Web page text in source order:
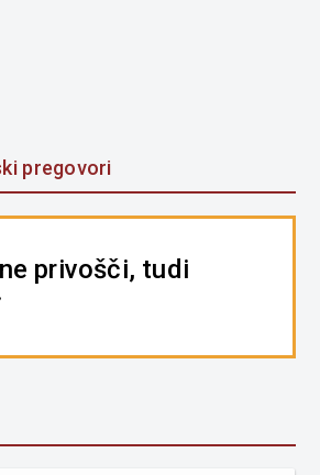
pregovori
privošči, tudi